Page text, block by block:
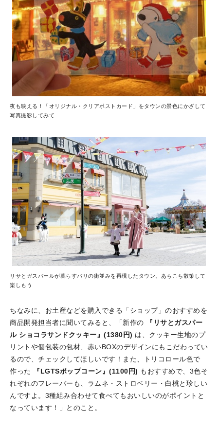
夜も映える！「オリジナル・クリアポストカード」をタウンの景色にかざして
写真撮影してみて
リサとガスパールが暮らすパリの街並みを再現したタウン。あちこち散策して
楽しもう
ちなみに、お土産などを購入できる「ショップ」のおすすめを
商品開発担当者に聞いてみると、「新作の
『リサとガスパー
ル ショコラサンドクッキー』(1380円) は、クッキー生地のプ
リントや個包装の包材、赤いBOXのデザインにもこだわってい
るので、チェックしてほしいです！また、トリコロール色で
作った
『LGTSポップコーン』(1100円) もおすすめで、3色そ
れぞれのフレーバーも、ラムネ・ストロベリー・白桃と珍しい
んですよ。3種組み合わせて食べてもおいしいのがポイントと
なっています！」とのこと。